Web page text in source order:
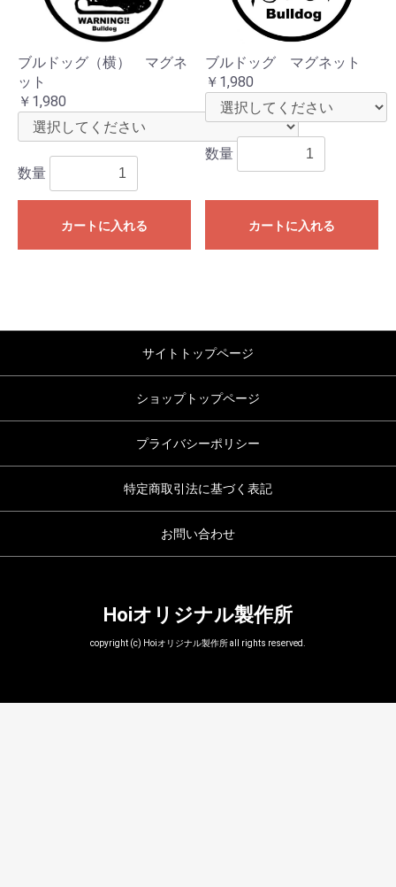
ブルドッグ（横） マグネ
ット
￥1,980
数量
カートに入れる
ブルドッグ マグネット
￥1,980
数量
カートに入れる
サイトトップページ
ショップトップページ
プライバシーポリシー
特定商取引法に基づく表記
お問い合わせ
Hoiオリジナル製作所
copyright (c) Hoiオリジナル製作所 all rights reserved.